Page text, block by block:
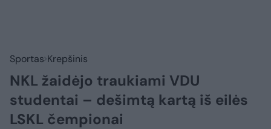
Sportas Krepšinis
NKL žaidėjo traukiami VDU
studentai – dešimtą kartą iš eilės
LSKL čempionai